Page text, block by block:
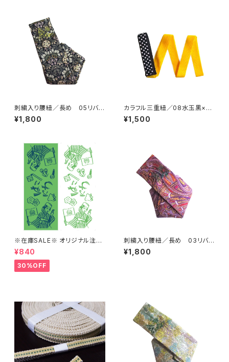
刺繍入り腰紐／長め 05リバテ
ィ黒【コットンきもの屋＊san】
¥1,800
カラフル三重紐／08水玉黒×黄
【コットンきもの屋＊san】
¥1,500
※在庫SALE※ オリジナル注染
手ぬぐい（みどり/しろ）【はこに
わ】
¥840
30%OFF
刺繍入り腰紐／長め 03リバテ
ィ紫【コットンきもの屋＊san】
¥1,800